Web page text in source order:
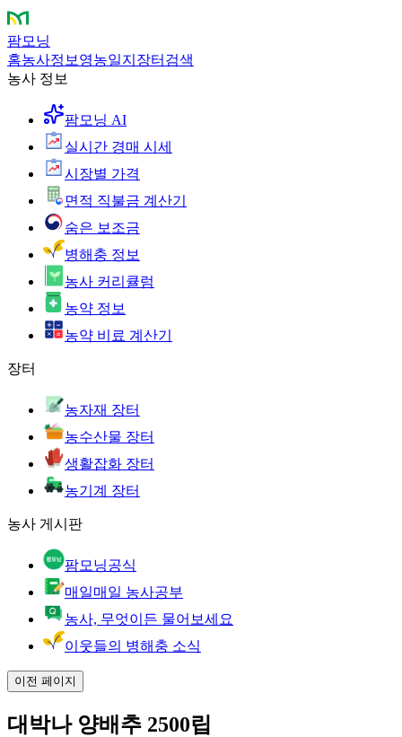
팜모닝
홈농사정보 영농일지 장터 검색
농사 정보
팜모닝 AI
실시간 경매 시세
시장별 가격
면적 직불금 계산기
숨은 보조금
병해충 정보
농사 커리큘럼
농약 정보
농약 비료 계산기
장터
농자재 장터
농수산물 장터
생활잡화 장터
농기계 장터
농사 게시판
팜모닝공식
매일매일 농사공부
농사, 무엇이든 물어보세요
이웃들의 병해충 소식
이전 페이지
대박나 양배추 2500립